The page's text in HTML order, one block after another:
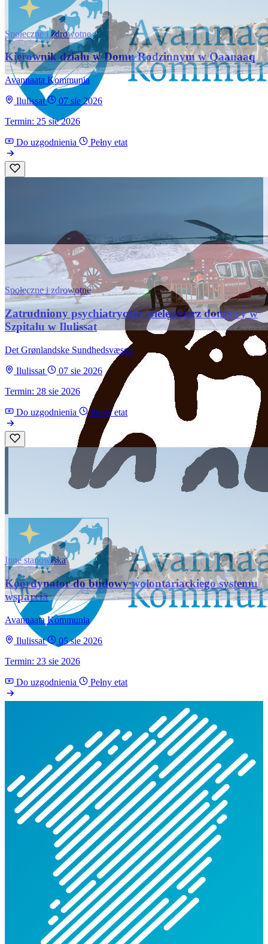
Społeczne i zdrowotne
Kierownik działu w Domu Rodzinnym w Qaanaaq
Avannaata Kommunia
Ilulissat
07 sie 2026
Termin: 25 sie 2026
Do uzgodnienia Pełny etat
Społeczne i zdrowotne
Zatrudniony psychiatryczny pielęgniarz domowy w
Szpitalu w Ilulissat
Det Grønlandske Sundhedsvæsen
Ilulissat
07 sie 2026
Termin: 28 sie 2026
Do uzgodnienia Pełny etat
Inne stanowiska
Koordynator do budowy wolontariackiego systemu
wsparcia
Avannaata Kommunia
Ilulissat
05 sie 2026
Termin: 23 sie 2026
Do uzgodnienia Pełny etat